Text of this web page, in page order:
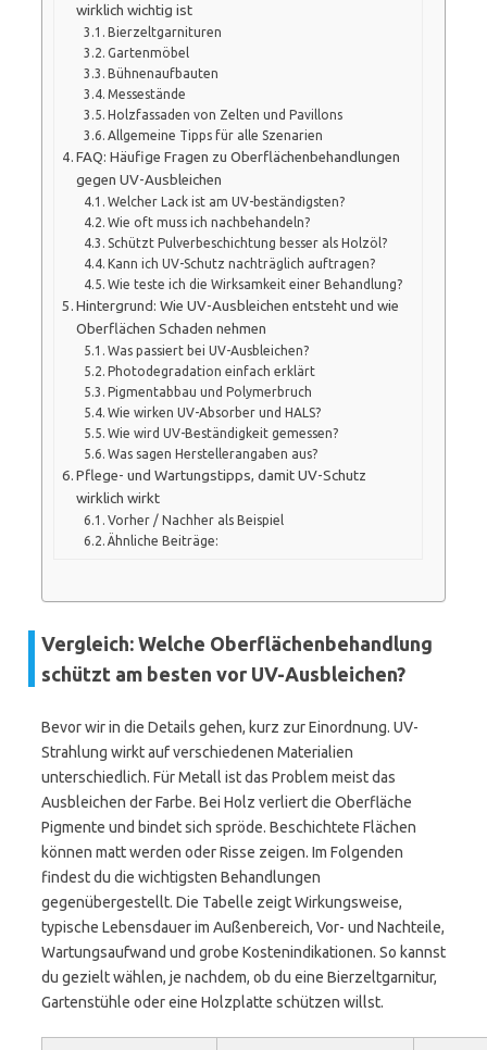
wirklich wichtig ist
Bierzeltgarnituren
Gartenmöbel
Bühnenaufbauten
Messestände
Holzfassaden von Zelten und Pavillons
Allgemeine Tipps für alle Szenarien
FAQ: Häufige Fragen zu Oberflächenbehandlungen
gegen UV-Ausbleichen
Welcher Lack ist am UV-beständigsten?
Wie oft muss ich nachbehandeln?
Schützt Pulverbeschichtung besser als Holzöl?
Kann ich UV-Schutz nachträglich auftragen?
Wie teste ich die Wirksamkeit einer Behandlung?
Hintergrund: Wie UV-Ausbleichen entsteht und wie
Oberflächen Schaden nehmen
Was passiert bei UV-Ausbleichen?
Photodegradation einfach erklärt
Pigmentabbau und Polymerbruch
Wie wirken UV-Absorber und HALS?
Wie wird UV-Beständigkeit gemessen?
Was sagen Herstellerangaben aus?
Pflege- und Wartungstipps, damit UV-Schutz
wirklich wirkt
Vorher / Nachher als Beispiel
Ähnliche Beiträge:
Vergleich: Welche Oberflächenbehandlung
schützt am besten vor UV-Ausbleichen?
Bevor wir in die Details gehen, kurz zur Einordnung. UV-
Strahlung wirkt auf verschiedenen Materialien
unterschiedlich. Für Metall ist das Problem meist das
Ausbleichen der Farbe. Bei Holz verliert die Oberfläche
Pigmente und bindet sich spröde. Beschichtete Flächen
können matt werden oder Risse zeigen. Im Folgenden
findest du die wichtigsten Behandlungen
gegenübergestellt. Die Tabelle zeigt Wirkungsweise,
typische Lebensdauer im Außenbereich, Vor- und Nachteile,
Wartungsaufwand und grobe Kostenindikationen. So kannst
du gezielt wählen, je nachdem, ob du eine Bierzeltgarnitur,
Gartenstühle oder eine Holzplatte schützen willst.